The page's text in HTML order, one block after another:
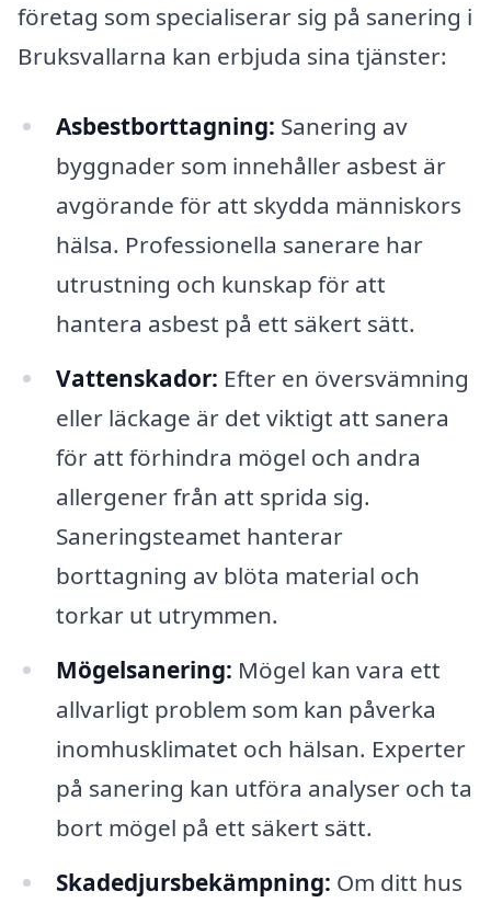
företag som specialiserar sig på sanering i
Bruksvallarna kan erbjuda sina tjänster:
Asbestborttagning: Sanering av
byggnader som innehåller asbest är
avgörande för att skydda människors
hälsa. Professionella sanerare har
utrustning och kunskap för att
hantera asbest på ett säkert sätt.
Vattenskador: Efter en översvämning
eller läckage är det viktigt att sanera
för att förhindra mögel och andra
allergener från att sprida sig.
Saneringsteamet hanterar
borttagning av blöta material och
torkar ut utrymmen.
Mögelsanering: Mögel kan vara ett
allvarligt problem som kan påverka
inomhusklimatet och hälsan. Experter
på sanering kan utföra analyser och ta
bort mögel på ett säkert sätt.
Skadedjursbekämpning: Om ditt hus